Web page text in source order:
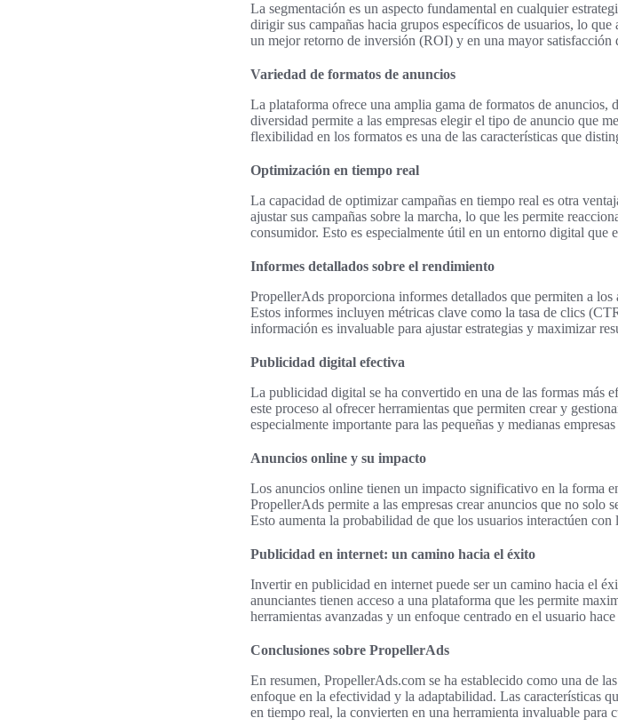
La segmentación es un aspecto fundamental en cualquier
dirigir sus campañas hacia grupos específicos de usuarios, lo
un mejor retorno de inversión (ROI) y en una mayor satisfacción
Variedad de formatos de anuncios
La plataforma ofrece una amplia gama de formatos de anuncios,
diversidad permite a las empresas elegir el tipo de anuncio que
flexibilidad en los formatos es una de las características que
Optimización en tiempo real
La capacidad de optimizar campañas en tiempo real es otra
ajustar sus campañas sobre la marcha, lo que les permite
consumidor. Esto es especialmente útil en un entorno digital que
Informes detallados sobre el rendimiento
PropellerAds proporciona informes detallados que permiten a los
Estos informes incluyen métricas clave como la tasa de clics
información es invaluable para ajustar estrategias y maximizar
Publicidad digital efectiva
La publicidad digital se ha convertido en una de las formas más
este proceso al ofrecer herramientas que permiten crear y
especialmente importante para las pequeñas y medianas
Anuncios online y su impacto
Los anuncios online tienen un impacto significativo en la forma
PropellerAds permite a las empresas crear anuncios que no solo
Esto aumenta la probabilidad de que los usuarios interactúen
Publicidad en internet: un camino hacia el éxito
Invertir en publicidad en internet puede ser un camino hacia el
anunciantes tienen acceso a una plataforma que les permite
herramientas avanzadas y un enfoque centrado en el usuario
Conclusiones sobre PropellerAds
En resumen, PropellerAds.com se ha establecido como una de
enfoque en la efectividad y la adaptabilidad. Las características
en tiempo real, la convierten en una herramienta invaluable para